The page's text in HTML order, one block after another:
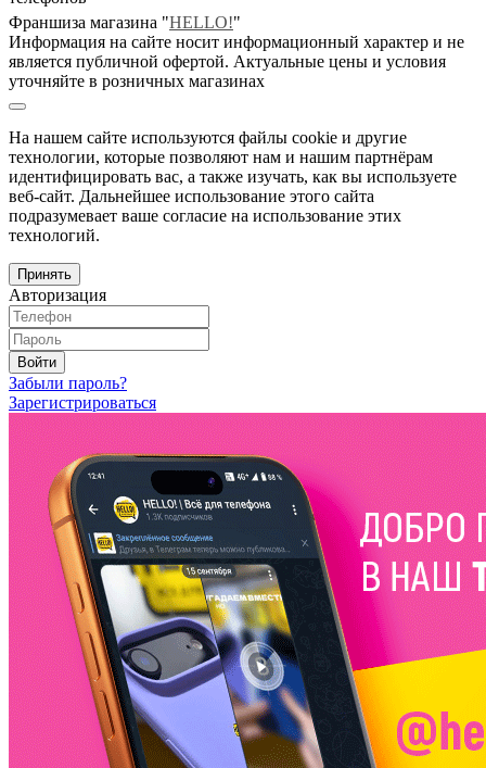
Франшиза магазина "HELLO!"
Информация на сайте носит информационный характер и не
является публичной офертой. Актуальные цены и условия
уточняйте в розничных магазинах
На нашем сайте используются файлы cookie и другие
технологии, которые позволяют нам и нашим партнёрам
идентифицировать вас, а также изучать, как вы используете
веб-сайт. Дальнейшее использование этого сайта
подразумевает ваше согласие на использование этих
технологий.
Принять
Авторизация
Войти
Забыли пароль?
Зарегистрироваться